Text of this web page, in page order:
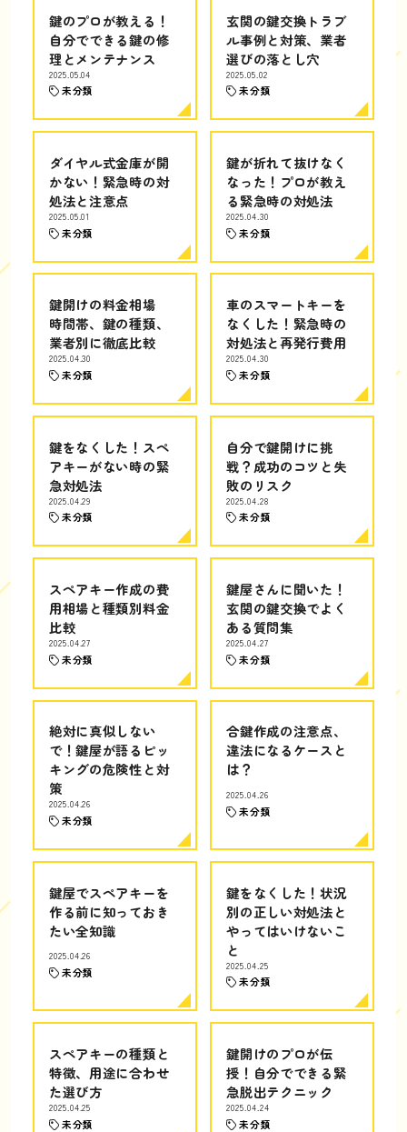
鍵のプロが教える！
自分でできる鍵の修
理とメンテナンス
2025.05.04
未分類
玄関の鍵交換トラブ
ル事例と対策、業者
選びの落とし穴
2025.05.02
未分類
ダイヤル式金庫が開
かない！緊急時の対
処法と注意点
2025.05.01
未分類
鍵が折れて抜けなく
なった！プロが教え
る緊急時の対処法
2025.04.30
未分類
鍵開けの料金相場
時間帯、鍵の種類、
業者別に徹底比較
2025.04.30
未分類
車のスマートキーを
なくした！緊急時の
対処法と再発行費用
2025.04.30
未分類
鍵をなくした！スペ
アキーがない時の緊
急対処法
2025.04.29
未分類
自分で鍵開けに挑
戦？成功のコツと失
敗のリスク
2025.04.28
未分類
スペアキー作成の費
用相場と種類別料金
比較
2025.04.27
未分類
鍵屋さんに聞いた！
玄関の鍵交換でよく
ある質問集
2025.04.27
未分類
絶対に真似しない
で！鍵屋が語るピッ
キングの危険性と対
策
2025.04.26
未分類
合鍵作成の注意点、
違法になるケースと
は？
2025.04.26
未分類
鍵屋でスペアキーを
作る前に知っておき
たい全知識
2025.04.26
未分類
鍵をなくした！状況
別の正しい対処法と
やってはいけないこ
と
2025.04.25
未分類
スペアキーの種類と
特徴、用途に合わせ
た選び方
2025.04.25
未分類
鍵開けのプロが伝
授！自分でできる緊
急脱出テクニック
2025.04.24
未分類